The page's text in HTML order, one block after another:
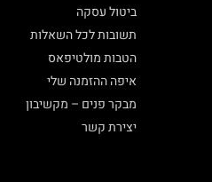
ביטול עסקה
תשובות לכל השאלות
הטבות מולטיפאס
איפה ההזמנה שלי
מבקר פנים – מקשיבון
יצירת קשר